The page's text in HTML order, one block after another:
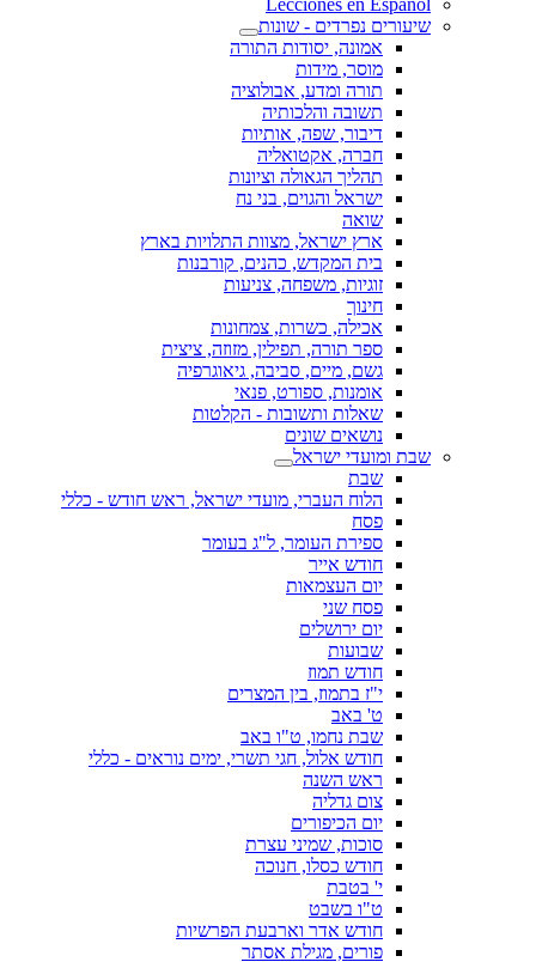
Lecciones en Español
שיעורים נפרדים - שונות
אמונה, יסודות התורה
מוסר, מידות
תורה ומדע, אבולוציה
תשובה והלכותיה
דיבור, שפה, אותיות
חברה, אקטואליה
תהליך הגאולה וציונות
ישראל והגוים, בני נח
שואה
ארץ ישראל, מצוות התלויות בארץ
בית המקדש, כהנים, קורבנות
זוגיות, משפחה, צניעות
חינוך
אכילה, כשרות, צמחונות
ספר תורה, תפילין, מזוזה, ציצית
גשם, מיים, סביבה, גיאוגרפיה
אומנות, ספורט, פנאי
שאלות ותשובות - הקלטות
נושאים שונים
שבת ומועדי ישראל
שבת
הלוח העברי, מועדי ישראל, ראש חודש - כללי
פסח
ספירת העומר, ל"ג בעומר
חודש אייר
יום העצמאות
פסח שני
יום ירושלים
שבועות
חודש תמוז
י"ז בתמוז, בין המצרים
ט' באב
שבת נחמו, ט"ו באב
חודש אלול, חגי תשרי, ימים נוראים - כללי
ראש השנה
צום גדליה
יום הכיפורים
סוכות, שמיני עצרת
חודש כסלו, חנוכה
י' בטבת
ט"ו בשבט
חודש אדר וארבעת הפרשיות
פורים, מגילת אסתר